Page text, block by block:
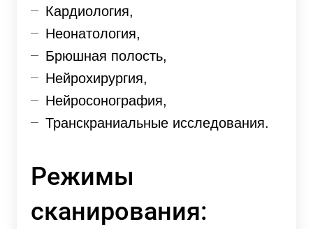
Кардиология,
Неонатология,
Брюшная полость,
Нейрохирургия,
Нейросонография,
Транскраниальные исследования.
Режимы
сканирования: